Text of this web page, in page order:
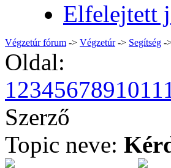
Elfelejtett
Végzetúr fórum -> Végzetúr-> Segítség -
Oldal:
1234567891011
Szerző
Topic neve: